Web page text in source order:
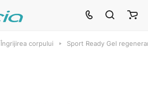
Îngrijirea corpului Sport Ready Gel